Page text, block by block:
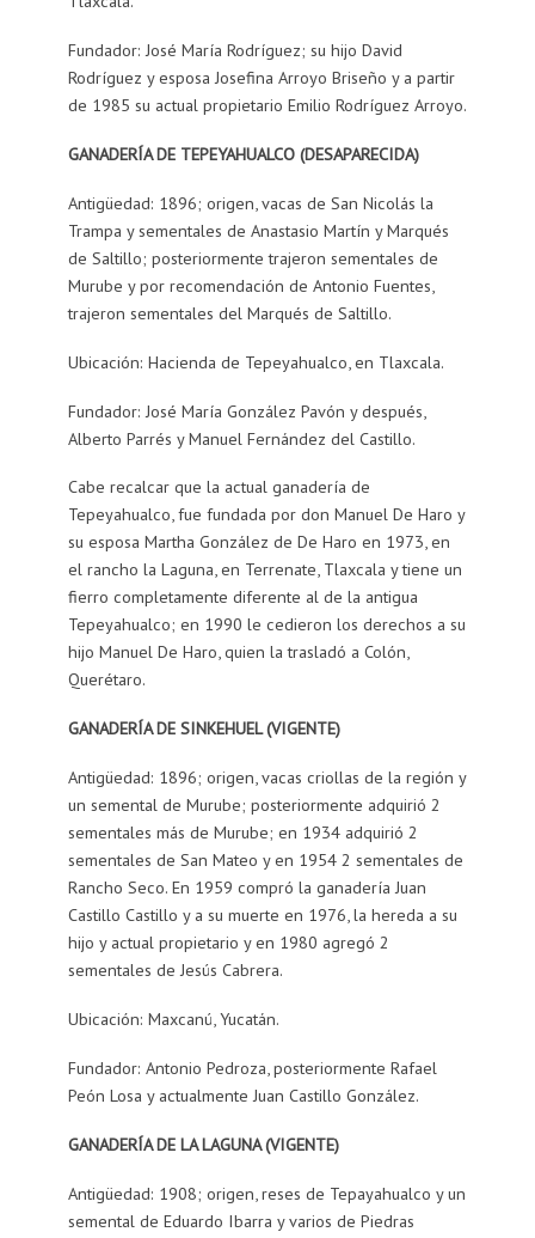
Fundador: José María Rodríguez; su hijo David
Rodríguez y esposa Josefina Arroyo Briseño y a partir
de 1985 su actual propietario Emilio Rodríguez Arroyo.
GANADERÍA DE TEPEYAHUALCO (DESAPARECIDA)
Antigüedad: 1896; origen, vacas de San Nicolás la
Trampa y sementales de Anastasio Martín y Marqués
de Saltillo; posteriormente trajeron sementales de
Murube y por recomendación de Antonio Fuentes,
trajeron sementales del Marqués de Saltillo.
Ubicación: Hacienda de Tepeyahualco, en Tlaxcala.
Fundador: José María González Pavón y después,
Alberto Parrés y Manuel Fernández del Castillo.
Cabe recalcar que la actual ganadería de
Tepeyahualco, fue fundada por don Manuel De Haro y
su esposa Martha González de De Haro en 1973, en
el rancho la Laguna, en Terrenate, Tlaxcala y tiene un
fierro completamente diferente al de la antigua
Tepeyahualco; en 1990 le cedieron los derechos a su
hijo Manuel De Haro, quien la trasladó a Colón,
Querétaro.
GANADERÍA DE SINKEHUEL (VIGENTE)
Antigüedad: 1896; origen, vacas criollas de la región y
un semental de Murube; posteriormente adquirió 2
sementales más de Murube; en 1934 adquirió 2
sementales de San Mateo y en 1954 2 sementales de
Rancho Seco. En 1959 compró la ganadería Juan
Castillo Castillo y a su muerte en 1976, la hereda a su
hijo y actual propietario y en 1980 agregó 2
sementales de Jesús Cabrera.
Ubicación: Maxcanú, Yucatán.
Fundador: Antonio Pedroza, posteriormente Rafael
Peón Losa y actualmente Juan Castillo González.
GANADERÍA DE LA LAGUNA (VIGENTE)
Antigüedad: 1908; origen, reses de Tepayahualco y un
semental de Eduardo Ibarra y varios de Piedras